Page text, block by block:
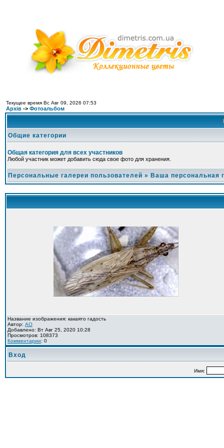
Текущее время Вс Авг 09, 2026 07:53
Архів -> Фотоальбом
Общие категории
Общая категория для всех участников
Любой участник может добавить сюда свое фото для хранения.
Персональные галереи пользователей » Ваша персональная
Название изображения: какаято гадость
Автор: AO
Добавлено: Вт Авг 25, 2020 10:28
Просмотров: 108373
Комментарии: 0
Вход
Имя: